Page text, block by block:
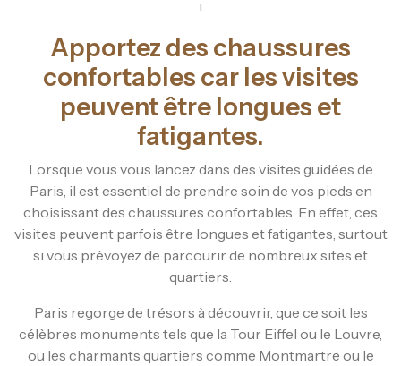
!
Apportez des chaussures
confortables car les visites
peuvent être longues et
fatigantes.
Lorsque vous vous lancez dans des visites guidées de
Paris, il est essentiel de prendre soin de vos pieds en
choisissant des chaussures confortables. En effet, ces
visites peuvent parfois être longues et fatigantes, surtout
si vous prévoyez de parcourir de nombreux sites et
quartiers.
Paris regorge de trésors à découvrir, que ce soit les
célèbres monuments tels que la Tour Eiffel ou le Louvre,
ou les charmants quartiers comme Montmartre ou le